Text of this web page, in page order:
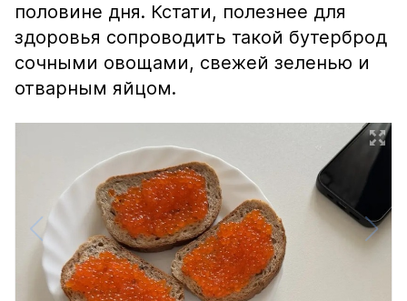
половине дня. Кстати, полезнее для
здоровья сопроводить такой бутерброд
сочными овощами, свежей зеленью и
отварным яйцом.